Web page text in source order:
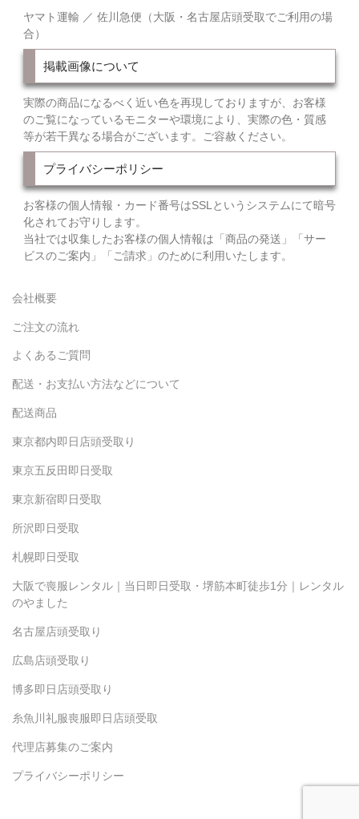
ヤマト運輸 ／ 佐川急便（大阪・名古屋店頭受取でご利用の場
合）
掲載画像について
実際の商品になるべく近い色を再現しておりますが、お客様
のご覧になっているモニターや環境により、実際の色・質感
等が若干異なる場合がございます。ご容赦ください。
プライバシーポリシー
お客様の個人情報・カード番号はSSLというシステムにて暗号
化されてお守りします。
当社では収集したお客様の個人情報は「商品の発送」「サー
ビスのご案内」「ご請求」のために利用いたします。
会社概要
ご注文の流れ
よくあるご質問
配送・お支払い方法などについて
配送商品
東京都内即日店頭受取り
東京五反田即日受取
東京新宿即日受取
所沢即日受取
札幌即日受取
大阪で喪服レンタル｜当日即日受取・堺筋本町徒歩1分｜レンタル
のやました
名古屋店頭受取り
広島店頭受取り
博多即日店頭受取り
糸魚川礼服喪服即日店頭受取
代理店募集のご案内
プライバシーポリシー